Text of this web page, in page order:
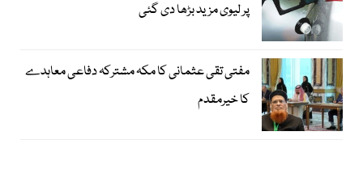
پر لیوی مزید بڑھا دی گئی
مفتی تقی عثمانی کا مکہ مشترکہ دفاعی معاہدے
کا خیرمقدم